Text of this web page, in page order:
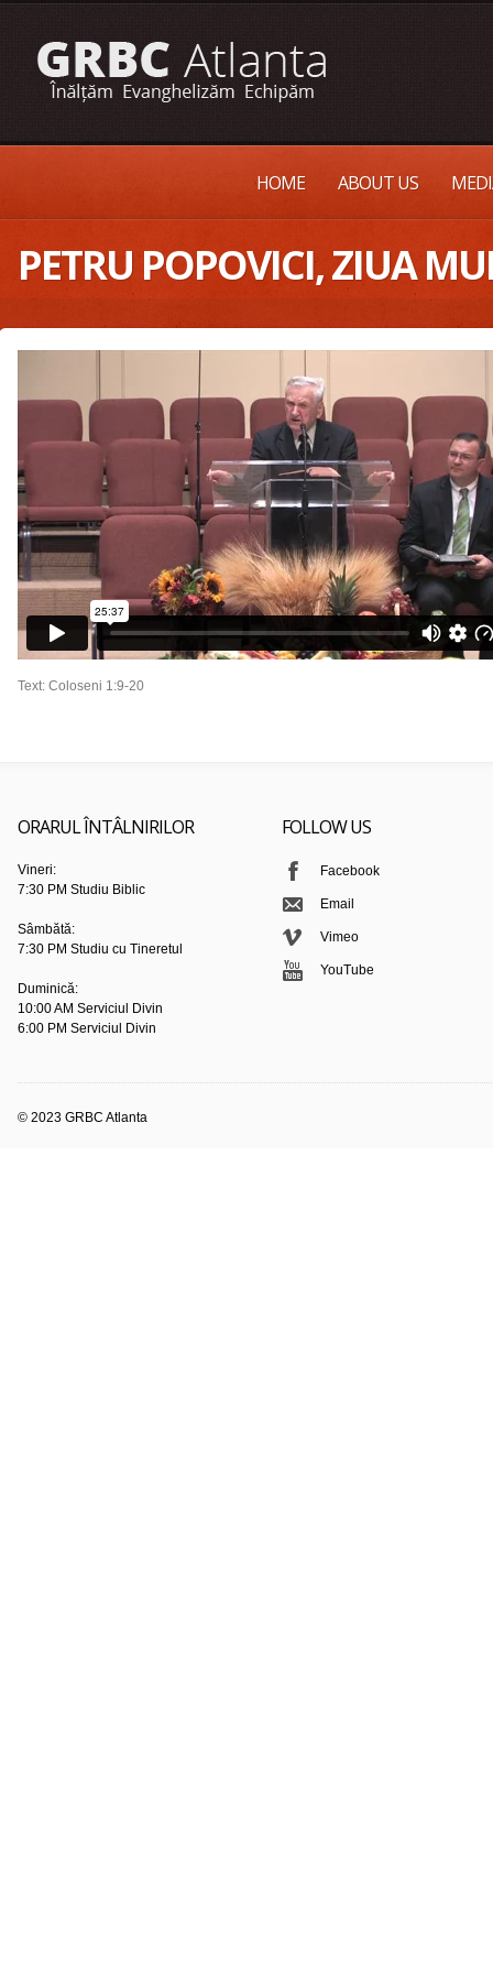
HOME ABOUT US
PETRU POPOVICI, ZIUA
Text: Coloseni 1:9-20
ORARUL ÎNTÂLNIRILOR
Vineri:
7:30 PM Studiu Biblic
Sâmbătă:
7:30 PM Studiu cu Tineretul
Duminică:
10:00 AM Serviciul Divin
6:00 PM Serviciul Divin
FOLLOW US
Facebook
Email
Vimeo
YouTube
© 2023 GRBC Atlanta